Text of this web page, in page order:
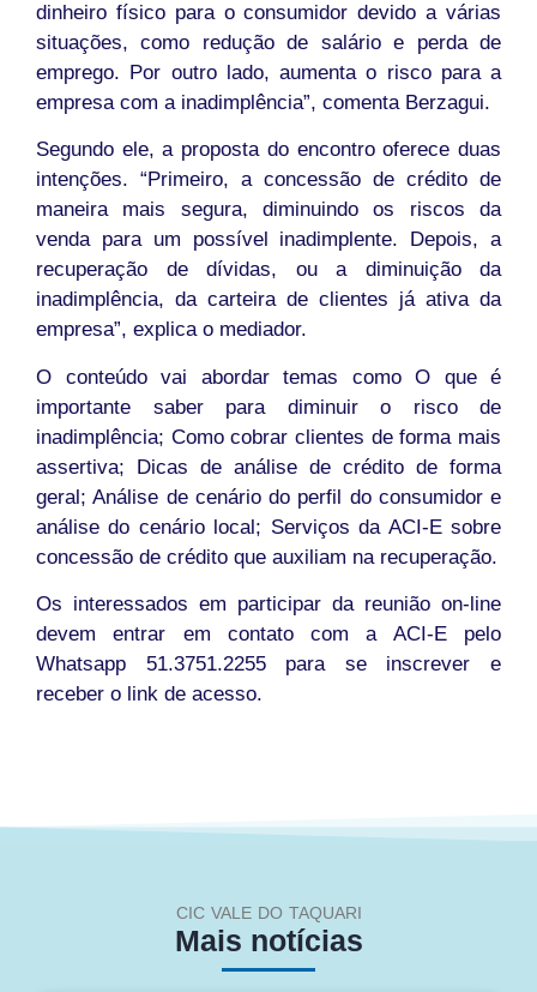
dinheiro físico para o consumidor devido a várias
situações, como redução de salário e perda de
emprego. Por outro lado, aumenta o risco para a
empresa com a inadimplência”, comenta Berzagui.
Segundo ele, a proposta do encontro oferece duas
intenções. “Primeiro, a concessão de crédito de
maneira mais segura, diminuindo os riscos da
venda para um possível inadimplente. Depois, a
recuperação de dívidas, ou a diminuição da
inadimplência, da carteira de clientes já ativa da
empresa”, explica o mediador.
O conteúdo vai abordar temas como O que é
importante saber para diminuir o risco de
inadimplência; Como cobrar clientes de forma mais
assertiva; Dicas de análise de crédito de forma
geral; Análise de cenário do perfil do consumidor e
análise do cenário local; Serviços da ACI-E sobre
concessão de crédito que auxiliam na recuperação.
Os interessados em participar da reunião on-line
devem entrar em contato com a ACI-E pelo
Whatsapp 51.3751.2255 para se inscrever e
receber o link de acesso.
CIC VALE DO TAQUARI
Mais notícias